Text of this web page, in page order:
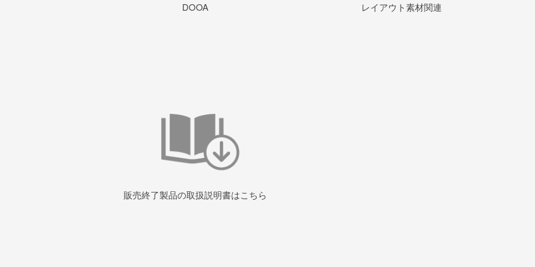
DOOA レイアウト素材関連
販売終了製品の取扱説明書はこちら